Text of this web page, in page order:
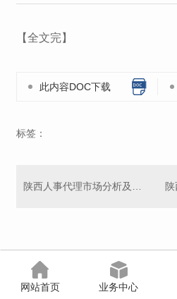
【全文完】
此内容DOC下载
标签：
网站首页 业务中心